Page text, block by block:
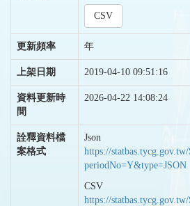
CSV
更新頻率 年
上架日期 2019-04-10 09:51:16
資料更新時
間
2026-04-22 14:08:24
詮釋資料檔
案格式
Json
https://
periodNo=Y&type=JSON
CSV
https://